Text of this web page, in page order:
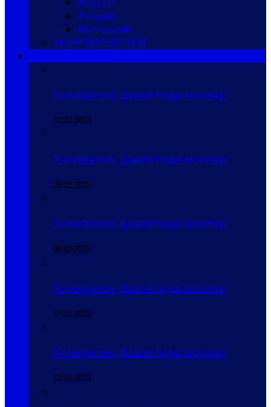
Фикрий
Иқтисодий
АМИР КИТОБЛАРИ
Халифалик Давлатида моллар
10.03.2023
Халифалик Давлатида моллар
20.02.2023
Халифалик Давлатида моллар
06.02.2023
Халифалик Давлатида моллар
15.01.2023
Халифалик Давлатида моллар
12.01.2023